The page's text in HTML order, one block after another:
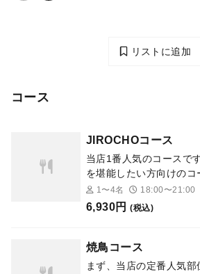
リストに追加
コース
JIROCHOコース
当店1番人気のコースで
を堪能したい方向けのコ
1〜4名 18:00〜21:00
6,930円 (税込)
焼鳥コース
まず、当店の定番人気